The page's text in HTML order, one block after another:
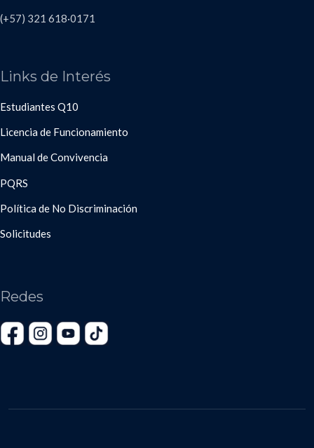
(+57) 321 618·0171
Links de Interés
Estudiantes Q10
Licencia de Funcionamiento
Manual de Convivencia
PQRS
Política de No Discriminación
Solicitudes
Redes